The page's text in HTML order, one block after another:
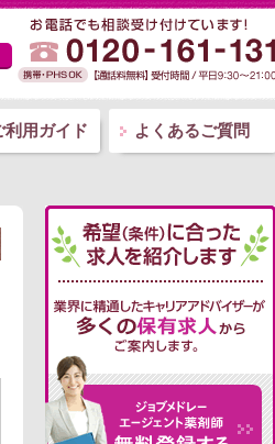
利用ガイド よくあるご質問